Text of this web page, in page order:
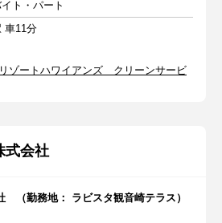
ト・パート
車11分
ゾートハワイアンズ クリーンサービ
式会社
（勤務地： ラビスタ観音崎テラス）